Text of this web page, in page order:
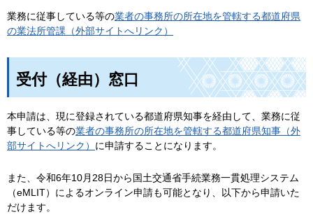
業務に従事している等の業者の事務所の所在地を管轄する都道府県
の業法所管課（外部サイトへリンク）
受付（経由）窓口
本申請は、現に登録されている都道府県知事を経由して、業務に従
事している等の業者の事務所の所在地を管轄する都道府県知事（外
部サイトへリンク） に申請することになります。
また、令和6年10月28日から国土交通省手続業務一貫処理システム
（eMLIT）によるオンライン申請も可能となり、以下から申請いた
だけます。